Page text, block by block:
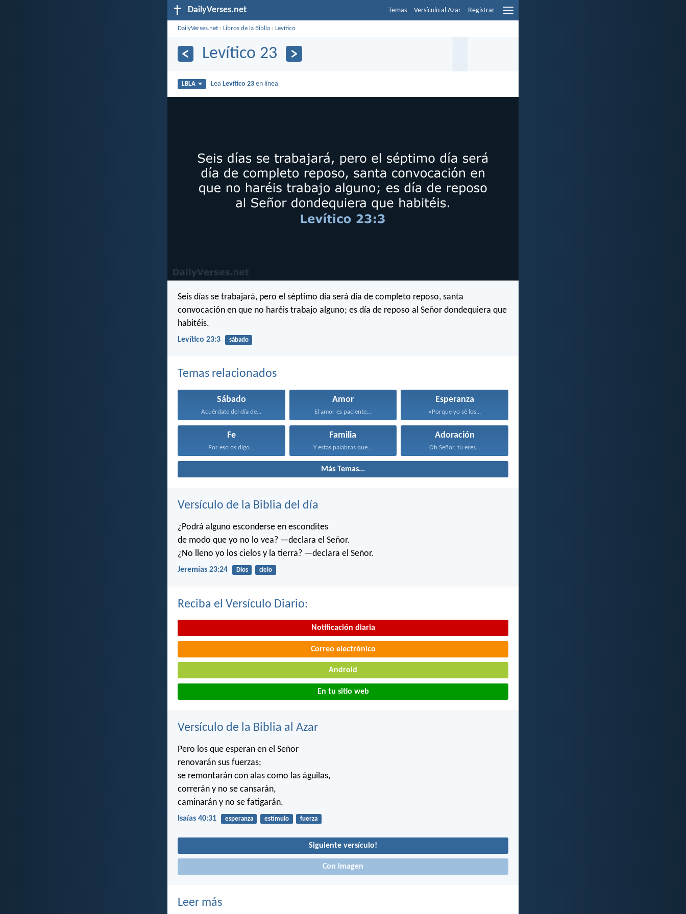
DailyVerses.net Temas Versículo al Azar Registrar
DailyVerses.net ›Libros de la Biblia ›Levítico
Levítico 23
LBLA Lea Levítico 23 en línea
Seis días se trabajará, pero el séptimo día será día de completo reposo, santa
convocación en que no haréis trabajo alguno; es día de reposo al Señor dondequiera que
habitéis.
Levítico 23:3 sábado
Temas relacionados
Sábado
Acuérdate del día de...
Amor
El amor es paciente...
Esperanza
«Porque yo sé los...
Fe
Por eso os digo...
Familia
Y estas palabras que...
Adoración
Oh Señor, tú eres...
Más Temas...
Versículo de la Biblia del día
¿Podrá alguno esconderse en escondites
de modo que yo no lo vea? —declara el Señor.
¿No lleno yo los cielos y la tierra? —declara el Señor.
Jeremías 23:24 Dios cielo
Reciba el Versículo Diario:
Notificación diaria
Correo electrónico
Android
En tu sitio web
Versículo de la Biblia al Azar
Pero los que esperan en el Señor
renovarán sus fuerzas;
se remontarán con alas como las águilas,
correrán y no se cansarán,
caminarán y no se fatigarán.
Isaías 40:31 esperanza estímulo fuerza
Siguiente versículo!
Con imagen
Leer más